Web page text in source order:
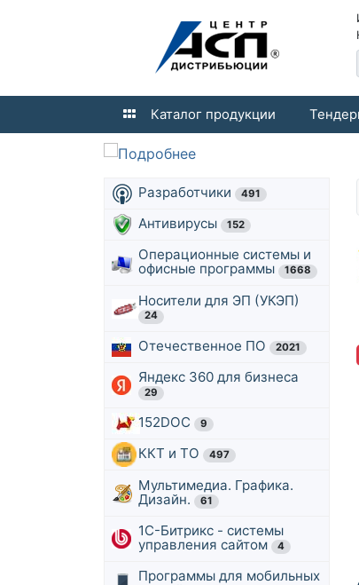
Каталог продукции
Разработчики 491
Антивирусы 152
Операционные системы и
офисные программы
1668
Носители для ЭП (УКЭП)
24
Отечественное ПО 2021
Яндекс 360 для бизнеса
29
152DOC 9
ККТ и ТО 497
Мультимедиа. Графика.
Дизайн.
61
1С-Битрикс - системы
управления сайтом
4
Программы для мобильных